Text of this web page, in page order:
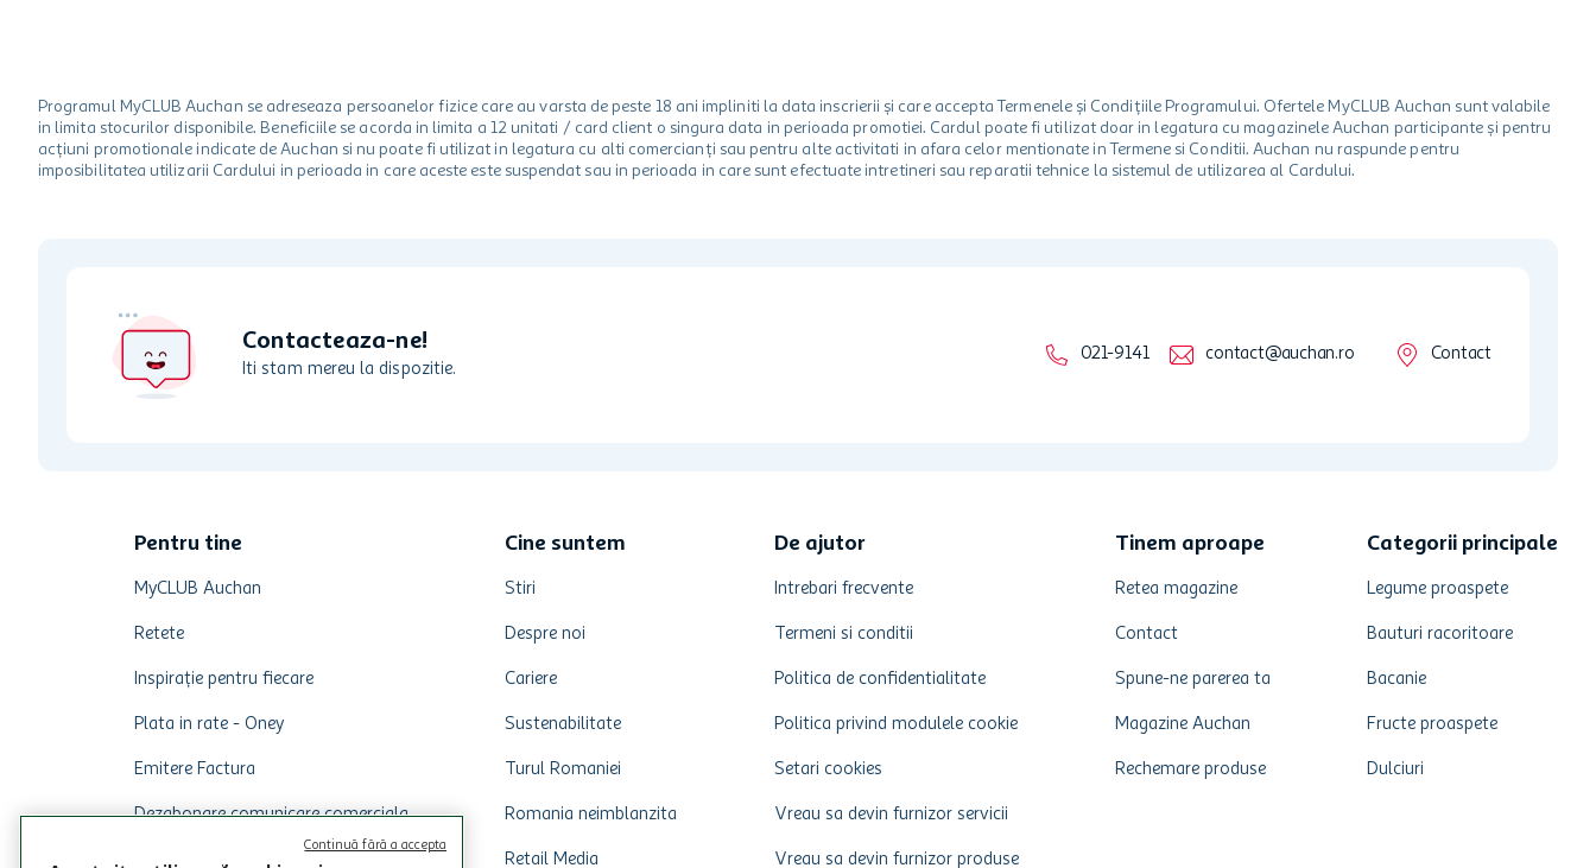
Programul MyCLUB Auchan se adreseaza persoanelor fizice care au varsta de peste 18 ani impliniti la data inscrierii și care accepta Termenele și Condițiile Programului. Ofertele MyCLUB Auchan sunt valabile
in limita stocurilor disponibile. Beneficiile se acorda in limita a 12 unitati / card client o singura data in perioada promotiei. Cardul poate fi utilizat doar in legatura cu magazinele Auchan participante și pentru
acțiuni promotionale indicate de Auchan si nu poate fi utilizat in legatura cu alti comercianți sau pentru alte activitati in afara celor mentionate in Termene si Conditii. Auchan nu raspunde pentru
imposibilitatea utilizarii Cardului in perioada in care aceste este suspendat sau in perioada in care sunt efectuate intretineri sau reparatii tehnice la sistemul de utilizarea al Cardului.
Contacteaza-ne!
Iti stam mereu la dispozitie.
021-9141 contact@auchan.ro Contact
Pentru tine
MyCLUB Auchan
Retete
Inspirație pentru fiecare
Plata in rate - Oney
Emitere Factura
Dezabonare comunicare comerciala
Cine suntem
Stiri
Despre noi
Cariere
Sustenabilitate
Turul Romaniei
Romania neimblanzita
Retail Media
De ajutor
Intrebari frecvente
Termeni si conditii
Politica de confidentialitate
Politica privind modulele cookie
Setari cookies
Vreau sa devin furnizor servicii
Vreau sa devin furnizor produse
Tinem aproape
Retea magazine
Contact
Spune-ne parerea ta
Magazine Auchan
Rechemare produse
Categorii principale
Legume proaspete
Bauturi racoritoare
Bacanie
Fructe proaspete
Dulciuri
Continuă fără a accepta